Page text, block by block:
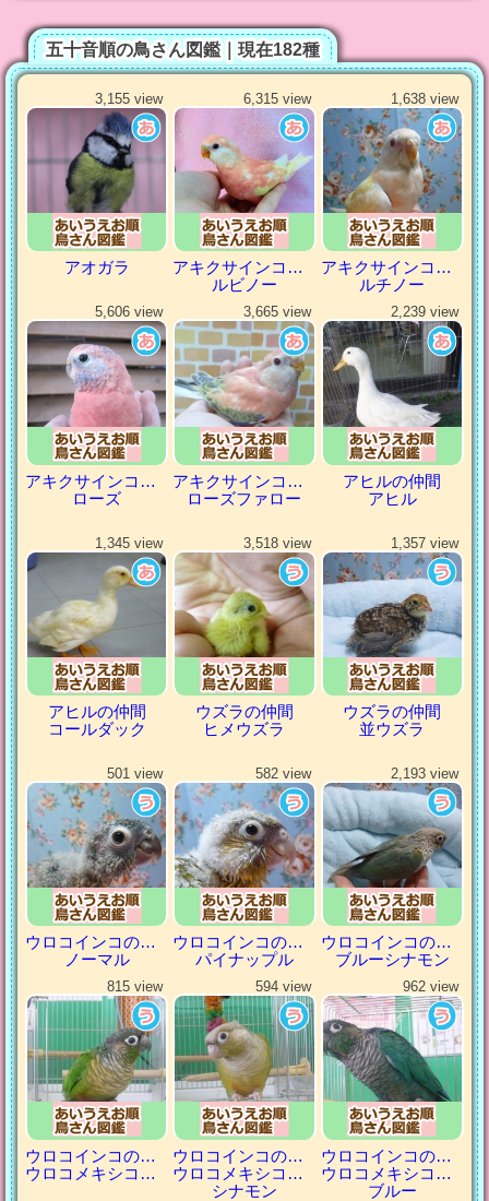
五十音順の鳥さん図鑑｜現在182種
3,155 view
アオガラ
6,315 view
アキクサインコ（秋草インコ）
ルビノー
1,638 view
アキクサインコ（秋草インコ）
ルチノー
5,606 view
アキクサインコ（秋草インコ）
ローズ
3,665 view
アキクサインコ（秋草インコ）
ローズファロー
2,239 view
アヒルの仲間
アヒル
1,345 view
アヒルの仲間
コールダック
3,518 view
ウズラの仲間
ヒメウズラ
1,357 view
ウズラの仲間
並ウズラ
501 view
ウロコインコの仲間
ノーマル
582 view
ウロコインコの仲間
パイナップル
2,193 view
ウロコインコの仲間
ブルーシナモン
815 view
ウロコインコの仲間
ウロコメキシコインコ
594 view
ウロコインコの仲間
ウロコメキシコインコ
シナモン
962 view
ウロコインコの仲間
ウロコメキシコインコ
ブルー